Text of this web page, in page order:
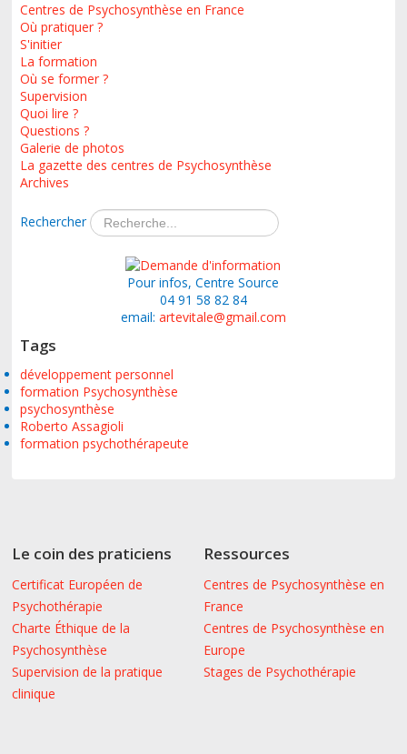
Centres de Psychosynthèse en France
Où pratiquer ?
S'initier
La formation
Où se former ?
Supervision
Quoi lire ?
Questions ?
Galerie de photos
La gazette des centres de Psychosynthèse
Archives
Rechercher
Pour infos, Centre Source
04 91 58 82 84
email: artevitale@gmail.com
Tags
développement personnel
formation Psychosynthèse
psychosynthèse
Roberto Assagioli
formation psychothérapeute
Le coin des praticiens
Certificat Européen de
Psychothérapie
Charte Éthique de la
Psychosynthèse
Supervision de la pratique
clinique
Ressources
Centres de Psychosynthèse en
France
Centres de Psychosynthèse en
Europe
Stages de Psychothérapie